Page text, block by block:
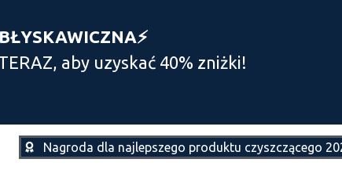
aby uzyskać 40% zniżki!
Nagroda dla najlepszego produktu czyszczącego